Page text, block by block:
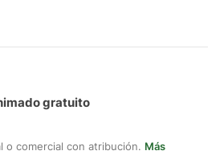
gratuito
o comercial con atribución. Más